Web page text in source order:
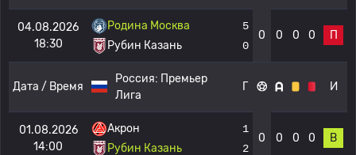
04.08.2026
18:30
Родина Москва
Рубин Казань
5
0
0 0 0 0 П
Дата / Время
Россия: Премьер
Лига
Г И
01.08.2026
14:00
Акрон
Рубин Казань
1
2
0 0 0 0 В